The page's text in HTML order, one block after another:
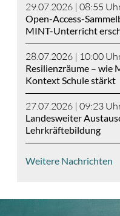
29.07.2026 | 08:55
Open-Access-
MINT-Unterricht
28.07.2026 | 10:00
Resilienzräume – wie
Kontext Schule stärkt
27.07.2026 | 09:23
Landesweiter
Lehrkräftebildung
Weitere Nachrichten